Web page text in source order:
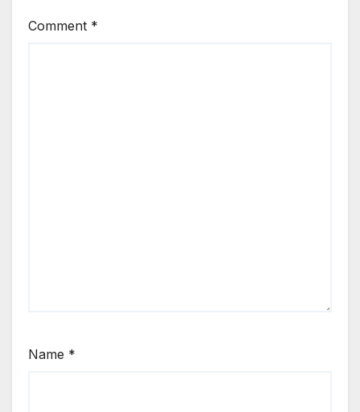
Comment *
Name *